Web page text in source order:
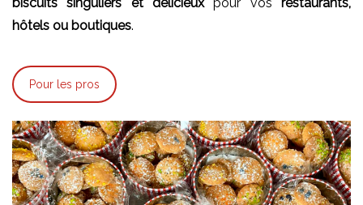
hôtels ou boutiques.
Pour les pros